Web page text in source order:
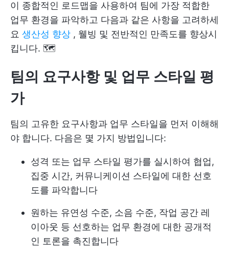
이 종합적인 로드맵을 사용하여 팀에 가장 적합한
업무 환경을 파악하고 다음과 같은 사항을 고려하세
요 생산성 향상 , 웰빙 및 전반적인 만족도를 향상시
킵니다. 🗺️
팀의 요구사항 및 업무 스타일 평
가
팀의 고유한 요구사항과 업무 스타일을 먼저 이해해
야 합니다. 다음은 몇 가지 방법입니다:
성격 또는 업무 스타일 평가를 실시하여 협업,
집중 시간, 커뮤니케이션 스타일에 대한 선호
도를 파악합니다
원하는 유연성 수준, 소음 수준, 작업 공간 레
이아웃 등 선호하는 업무 환경에 대한 공개적
인 토론을 촉진합니다